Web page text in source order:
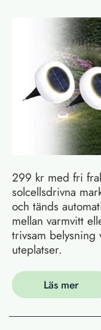
299 kr med fri
solcellsdrivna
och tänds
mellan varmvitt
trivsam
uteplatser.
Läs mer